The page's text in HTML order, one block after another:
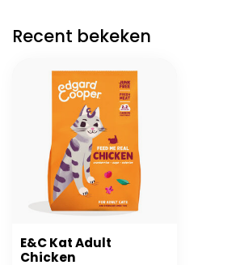
Recent bekeken
E&C Kat Adult
Chicken